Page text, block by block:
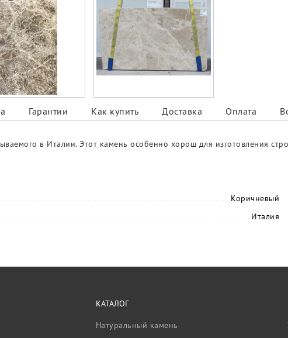
Гарантии Как купить Доставка Оплата
в Италии. Этот камень особенно хорош для изготовления
Коричневый
Италия
КАТАЛОГ
Натуральный камень